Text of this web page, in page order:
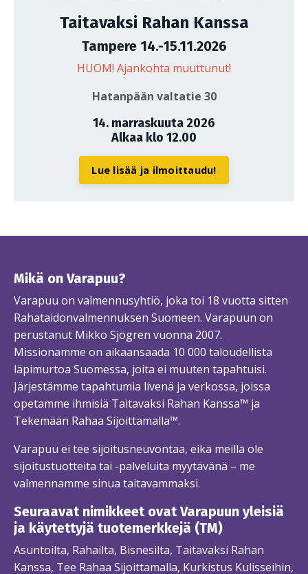
Taitavaksi Rahan Kanssa
Tampere 14.-15.11.2026
HUOM! Ajankohta muuttunut!
Hatanpään valtatie 30
14. marraskuuta 2026
Alkaa klo 12.00
Lue lisää ja ilmoittaudu!
Mikä on Varapuu?
Varapuu on valmennusyhtiö, joka toi 18 vuotta sitten
Rahataidonvalmennuksen Suomeen. Varapuun on
perustanut Mikko Sjögren vuonna 2007.
Missionamme on aikaansaada 10 000 taloudellista
läpimurtoa Suomessa, joita ei muuten tapahtuisi.
Järjestämme tapahtumia livenä ja verkossa, joissa
opetamme ihmisiä Taitavaksi Rahan Kanssa™ ja
Tekemään Rahaa Sijoittamalla™.
Varapuu ei tee sijoitusneuvontaa, eikä meillä ole
sijoitustuotteita tai -palveluita myytävänä – me
valmennamme sinua taitavammaksi.
Seuraavat nimikkeet ovat Varapuun yleisiä
ja käytettyjä tuotemerkkejä (TM)
Asuntoilta, Rahailta, Bisnesilta, Taitavaksi Rahan
Kanssa, Tee Rahaa Sijoittamalla, Kurkistus Kulisseihin,